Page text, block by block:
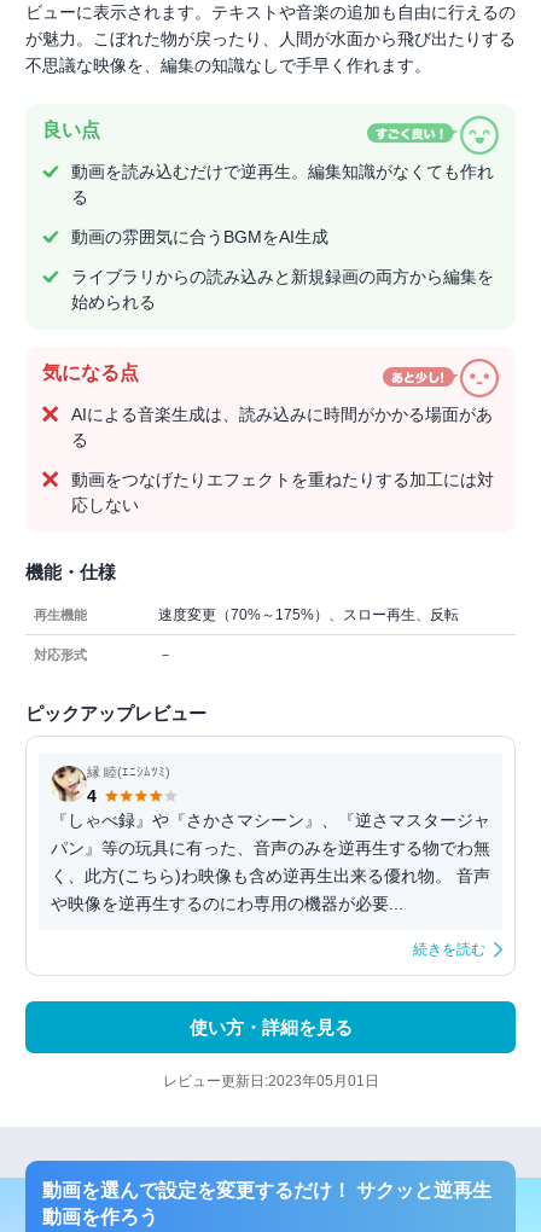
ビューに表示されます。テキストや音楽の追加も自由に行えるの
が魅力。こぼれた物が戻ったり、人間が水面から飛び出たりする
不思議な映像を、編集の知識なしで手早く作れます。
良い点
動画を読み込むだけで逆再生。編集知識がなくても作れ
る
動画の雰囲気に合うBGMをAI生成
ライブラリからの読み込みと新規録画の両方から編集を
始められる
気になる点
AIによる音楽生成は、読み込みに時間がかかる場面があ
る
動画をつなげたりエフェクトを重ねたりする加工には対
応しない
機能・仕様
再生機能 速度変更（70%～175%）、スロー再生、反転
対応形式 －
ピックアップレビュー
縁 睦(ｴﾆｼﾑﾂﾐ)
4
『しゃべ録』や『さかさマシーン』、『逆さマスタージャ
パン』等の玩具に有った、音声のみを逆再生する物でわ無
く、此方(こちら)わ映像も含め逆再生出来る優れ物。 音声
や映像を逆再生するのにわ専用の機器が必要...
続きを読む
使い方・詳細を見る
レビュー更新日:2023年05月01日
動画を選んで設定を変更するだけ！ サクッと逆再生
動画を作ろう